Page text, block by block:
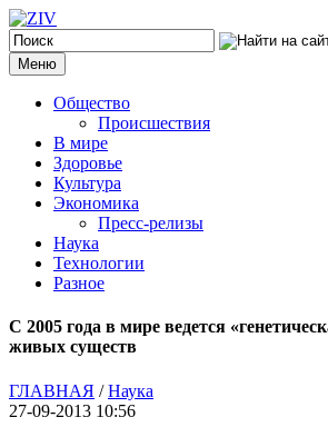
Меню
Общество
Происшествия
В мире
Здоровье
Культура
Экономика
Пресс-релизы
Наука
Технологии
Разное
С 2005 года в мире ведется
живых существ
ГЛАВНАЯ /Наука
27-09-2013 10:56